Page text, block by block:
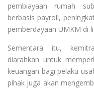
pembiayaan rumah
berbasis payroll,
pemberdayaan UMKM di
Sementara itu,
diarahkan untuk
keuangan bagi pelaku
pihak juga akan